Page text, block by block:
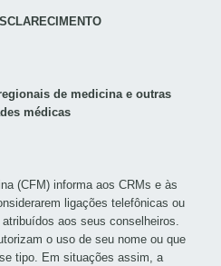
de medicina e outras
médicas
(CFM) informa aos CRMs e às
ligações telefônicas ou
aos seus conselheiros.
o uso de seu nome ou que
tipo. Em situações assim, a